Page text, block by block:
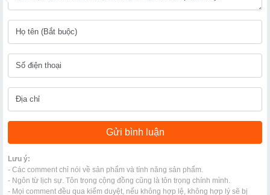
Lưu ý:
- Các comment chỉ nói về sản phẩm và tính năng sản phẩm.
- Ngôn từ lịch sự. Tôn trọng cộng đồng cũng là tôn trọng chính mình.
- Mọi comment đều qua kiểm duyệt, nếu không hợp lệ, không hợp lý sẽ bị